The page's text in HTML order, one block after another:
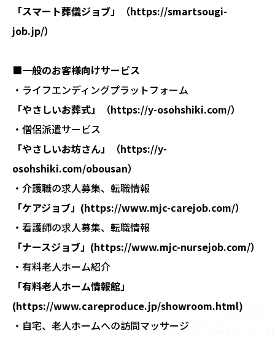
「スマート葬儀ジョブ」（https://smartsougi-
job.jp/）
■一般のお客様向けサービス
・ライフエンディングプラットフォーム
「やさしいお葬式」（https://y-osohshiki.com/）
・僧侶派遣サービス
「やさしいお坊さん」（https://y-
osohshiki.com/obousan）
・介護職の求人募集、転職情報
「ケアジョブ」(https://www.mjc-carejob.com/）
・看護師の求人募集、転職情報
「ナースジョブ」(https://www.mjc-nursejob.com/）
・有料老人ホーム紹介
「有料老人ホーム情報館」
(https://www.careproduce.jp/showroom.html)
・自宅、老人ホームへの訪問マッサージ